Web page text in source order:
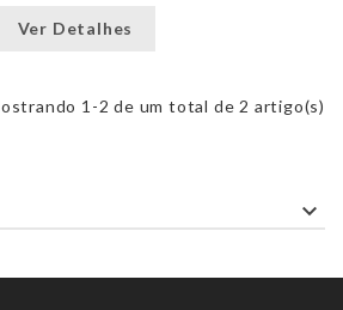
Ver Detalhes
1-2 de um total de 2 artigo(s)
